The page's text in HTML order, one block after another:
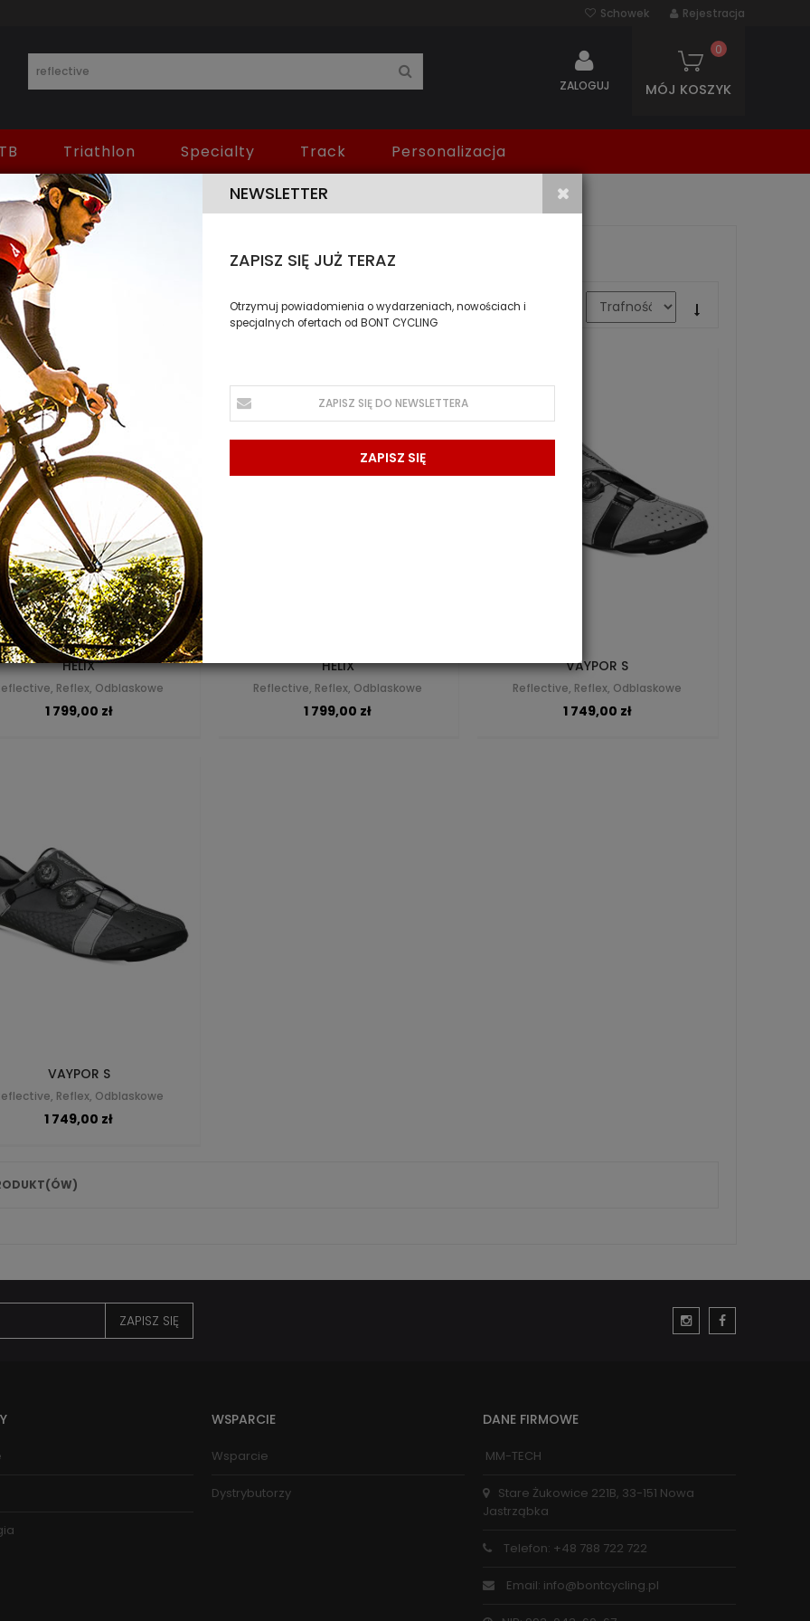
Schowek Rejestracja
MÓJ KOSZYK
0
ZALOGUJ
Triathlon Specialty Track Personalizacja
WYSZUKIWANIA DLA 'REFLECTIVE'
SORTUJ WG
HELIX
Reflex, Odblaskowe
1 799,00 zł
HELIX
Reflective, Reflex, Odblaskowe
1 799,00 zł
VAYPOR S
Reflective, Reflex, Odblaskowe
1 749,00 zł
VAYPOR S
Reflex, Odblaskowe
1 749,00 zł
NEWSLETTER
ZAPISZ SIĘ JUŻ TERAZ
Otrzymuj powiadomienia o wydarzeniach, nowościach i
specjalnych ofertach od BONT CYCLING
ZAPISZ SIĘ
ZAPISZ SIĘ
WSPARCIE
Wsparcie
Dystrybutorzy
DANE FIRMOWE
MM-TECH
Stare Żukowice 221B, 33-151 Nowa
Jastrząbka
Telefon: +48 788 722 722
Email: info@bontcycling.pl